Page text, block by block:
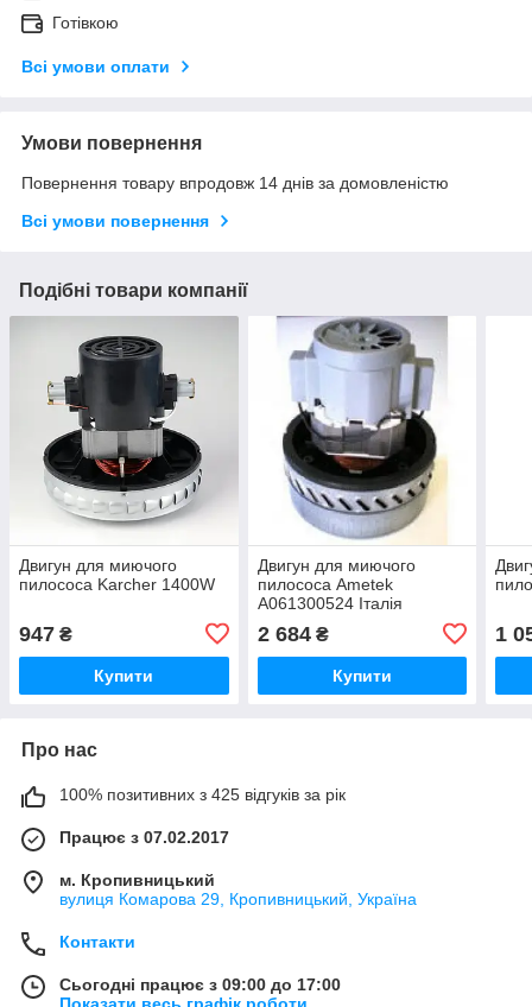
Готівкою
Всі умови оплати
Умови повернення
Повернення товару впродовж 14 днів за домовленістю
Всі умови повернення
Подібні товари компанії
Двигун для миючого
пилососа Karcher 1400W
947 ₴
Купити
Двигун для миючого
пилососа Ametek
A061300524 Італія
2 684₴
Купити
1
Про нас
100% позитивних з 425 відгуків за рік
Працює з 07.02.2017
м. Кропивницький
вулиця Комарова 29, Кропивницький, Україна
Контакти
Сьогодні працює з 09:00 до 17:00